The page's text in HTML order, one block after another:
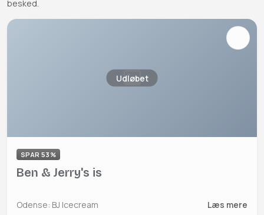
besked.
Udløbet
SPAR 53%
Ben & Jerry's is
Odense: BJ Icecream Læs mere